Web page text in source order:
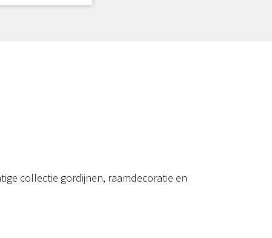
collectie gordijnen, raamdecoratie en